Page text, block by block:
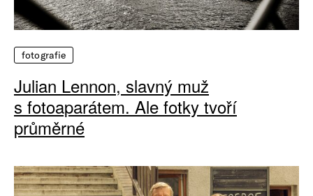
fotografie
Julian Lennon, slavný muž
s fotoaparátem. Ale fotky tvoří
průměrné